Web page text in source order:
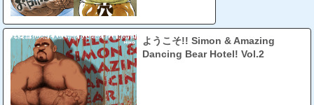
ようこそ!! Simon & Amazing
Dancing Bear Hotel! Vol.2